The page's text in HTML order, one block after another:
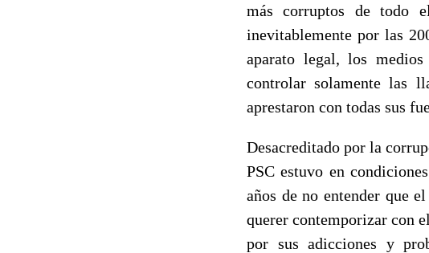
más corruptos de todo
inevitablemente por las
aparato legal, los
controlar solamente las
aprestaron con todas sus
Desacreditado por la
PSC estuvo en
años de no entender que
querer contemporizar con
por sus adicciones y